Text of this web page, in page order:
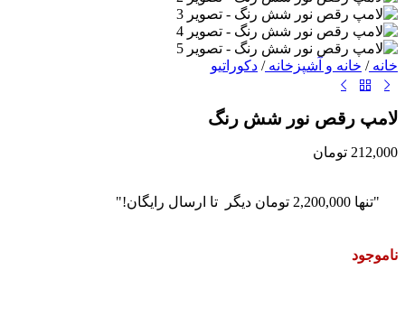
خانه/ خانه و آشپزخانه/ دکوراتیو
لامپ رقص نور شش رنگ
212,000 تومان
"تنها 2,200,000 تومان دیگر تا ارسال رایگان!"
ناموجود